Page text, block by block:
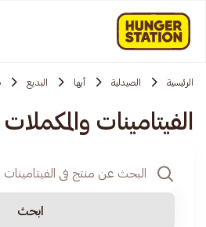
الرئيسية الصيدلية أبها البديع
الفيتامينات
ابحث